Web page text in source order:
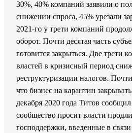
30%, 40% компаний заявили о
снижении спроса, 45% урезали
2021-го у трети компаний
оборот. Почти десятая часть
готовится закрыться. Две трети
властей в кризисный период
реструктуризации налогов.
что бизнес на карантин
декабря 2020 года Титов
сообщество просит власти
господдержки, введенные в